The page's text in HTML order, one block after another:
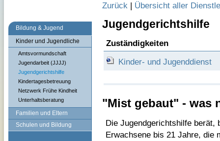
Bildung & Jugend
Kinder und Jugendliche
Amtsvormundschaft
Jugendarbeit (JJJJ)
Jugendgerichtshilfe
Kindertagesbetreuung
Netzwerk Frühe Kindheit
Unterhaltsberatung
Familien und Eltern
Schulen und Bildung
Zurück | Übersicht aller
Jugendgerichtshilfe
Zuständigkeiten
Kinder- und Jugenddienst
"Mist gebaut" - was
Die Jugendgerichtshilfe berät,
Erwachsene bis 21 Jahre, die